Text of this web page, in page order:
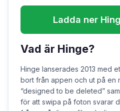
Ladda ner
Vad är Hinge?
Hinge lanserades 2013 med
bort från appen och ut på en
“designed to be deleted”
för att swipa på foton svarar